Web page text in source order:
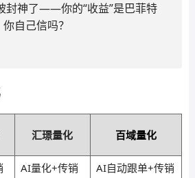
封神了——你的“收益”是巴菲特
自己信吗？
汇璟量化 百域量化
AI量化+传销
AI自动跟单+传销